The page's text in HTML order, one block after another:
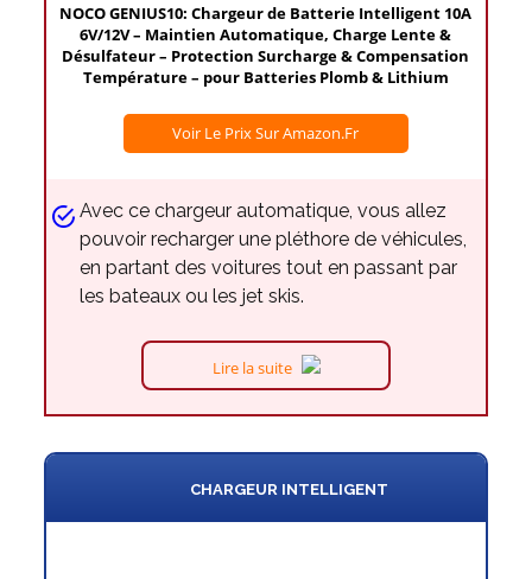
NOCO GENIUS10: Chargeur de Batterie Intelligent 10A
6V/12V – Maintien Automatique, Charge Lente &
Désulfateur – Protection Surcharge & Compensation
Température – pour Batteries Plomb & Lithium
Voir Le Prix Sur Amazon.fr
Avec ce chargeur automatique, vous allez
pouvoir recharger une pléthore de véhicules,
en partant des voitures tout en passant par
les bateaux ou les jet skis.
Lire la suite
CHARGEUR INTELLIGENT